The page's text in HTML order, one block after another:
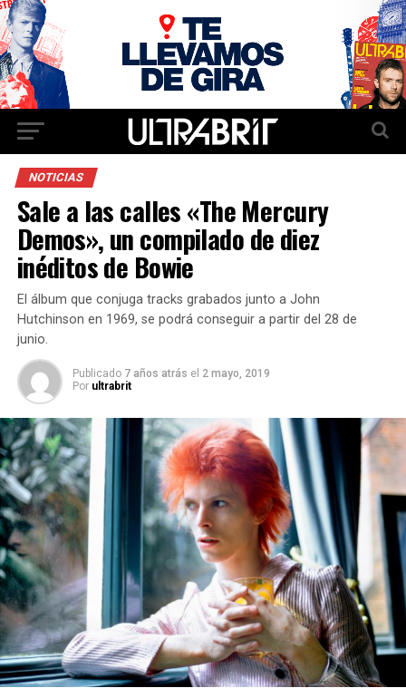
NOTICIAS
Sale a las calles «The Mercury
Demos», un compilado de diez
inéditos de Bowie
El álbum que conjuga tracks grabados junto a John
Hutchinson en 1969, se podrá conseguir a partir del 28 de
junio.
Publicado 7 años atrás el 2 mayo, 2019
Por ultrabrit